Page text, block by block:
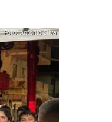
Foto: Antônio Silva